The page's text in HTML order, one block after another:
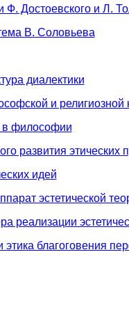
Достоевского и Л.
В. Соловьева
диалектики
и религиозной
в философии
развития этических
идей
эстетической
реализации
благоговения